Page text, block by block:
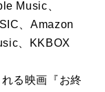
Music、
、Amazon
、KKBOX
る映画『お終